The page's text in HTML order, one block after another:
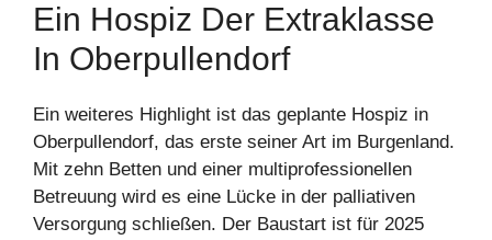
Ein Hospiz Der Extraklasse
In Oberpullendorf
Ein weiteres Highlight ist das geplante Hospiz in
Oberpullendorf, das erste seiner Art im Burgenland.
Mit zehn Betten und einer multiprofessionellen
Betreuung wird es eine Lücke in der palliativen
Versorgung schließen. Der Baustart ist für 2025